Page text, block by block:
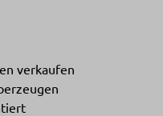
verkaufen